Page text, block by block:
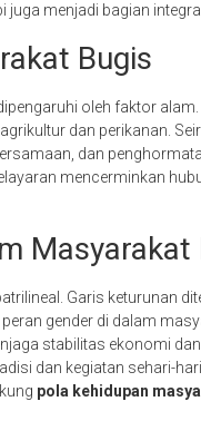
menjadi bagian
Bugis
oleh faktor
dan perikanan.
dan
mencerminkan
Masyarakat
Garis keturunan
gender di dalam
stabilitas ekonomi
dan kegiatan sehari-
pola kehidupan